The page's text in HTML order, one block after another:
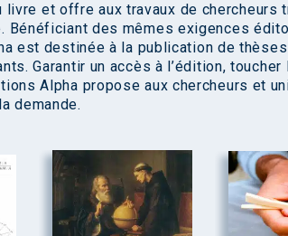
et offre aux travaux de chercheurs
des mêmes exigences
est destinée à la publication de
Garantir un accès à l’édition,
Alpha propose aux chercheurs et
demande.